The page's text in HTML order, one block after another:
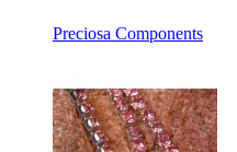
Preciosa Components